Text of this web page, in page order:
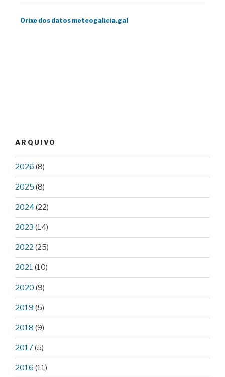
ARQUIVO
2026 (8)
2025 (8)
2024 (22)
2023 (14)
2022 (25)
2021 (10)
2020 (9)
2019 (5)
2018 (9)
2017(5)
2016 (11)